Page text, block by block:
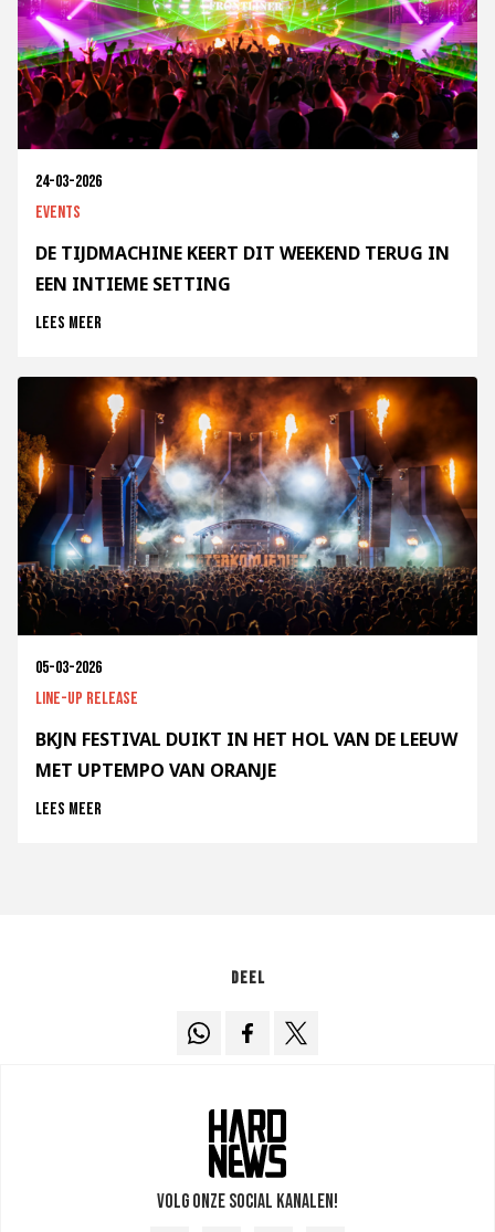
24-03-2026
Events
DE TIJDMACHINE KEERT DIT WEEKEND TERUG IN
EEN INTIEME SETTING
Lees meer
05-03-2026
Line-up release
BKJN FESTIVAL DUIKT IN HET HOL VAN DE LEEUW
MET UPTEMPO VAN ORANJE
Lees meer
Deel
Volg onze social kanalen!